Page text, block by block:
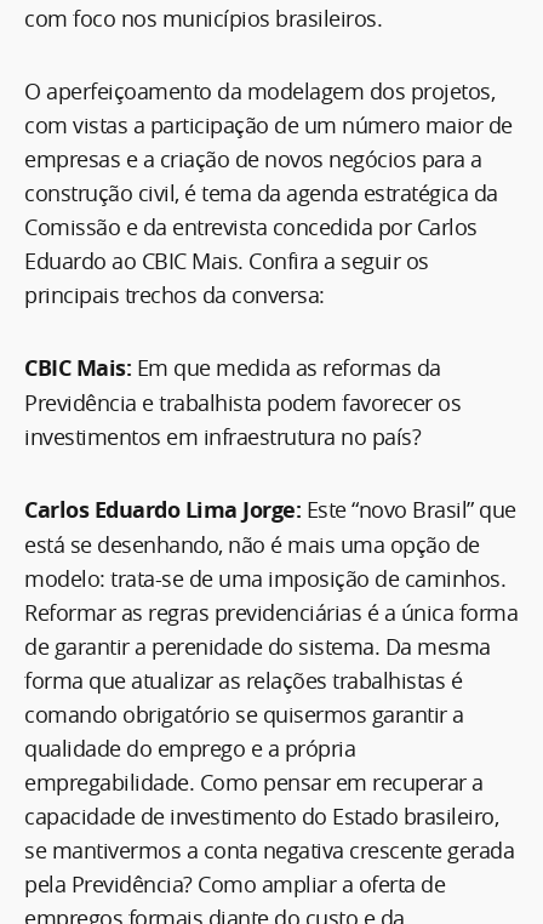
com foco nos municípios brasileiros.
O aperfeiçoamento da modelagem dos projetos,
com vistas a participação de um número maior de
empresas e a criação de novos negócios para a
construção civil, é tema da agenda estratégica da
Comissão e da entrevista concedida por Carlos
Eduardo ao CBIC Mais. Confira a seguir os
principais trechos da conversa:
CBIC Mais: Em que medida as reformas da
Previdência e trabalhista podem favorecer os
investimentos em infraestrutura no país?
Carlos Eduardo Lima Jorge: Este “novo Brasil” que
está se desenhando, não é mais uma opção de
modelo: trata-se de uma imposição de caminhos.
Reformar as regras previdenciárias é a única forma
de garantir a perenidade do sistema. Da mesma
forma que atualizar as relações trabalhistas é
comando obrigatório se quisermos garantir a
qualidade do emprego e a própria
empregabilidade. Como pensar em recuperar a
capacidade de investimento do Estado brasileiro,
se mantivermos a conta negativa crescente gerada
pela Previdência? Como ampliar a oferta de
empregos formais diante do custo e da